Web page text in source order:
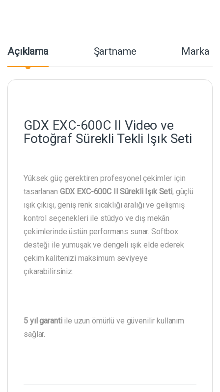
Açıklama Şartname Marka
GDX EXC-600C II Video ve
Fotoğraf Sürekli Tekli Işık Seti
Yüksek güç gerektiren profesyonel çekimler için
tasarlanan GDX EXC-600C II Sürekli Işık Seti, güçlü
ışık çıkışı, geniş renk sıcaklığı aralığı ve gelişmiş
kontrol seçenekleri ile stüdyo ve dış mekân
çekimlerinde üstün performans sunar. Softbox
desteği ile yumuşak ve dengeli ışık elde ederek
çekim kalitenizi maksimum seviyeye
çıkarabilirsiniz.
5 yıl garantiile uzun ömürlü ve güvenilir kullanım
sağlar.